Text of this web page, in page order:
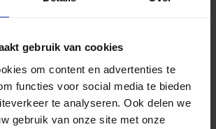
gebruik van cookies
om content en advertenties te
functies voor social media te bieden
te analyseren. Ook delen we
gebruik van onze site met onze
TL buis HF P 14W 865 T8 |
- vervangt 36W
Levertijd 2-4 weken